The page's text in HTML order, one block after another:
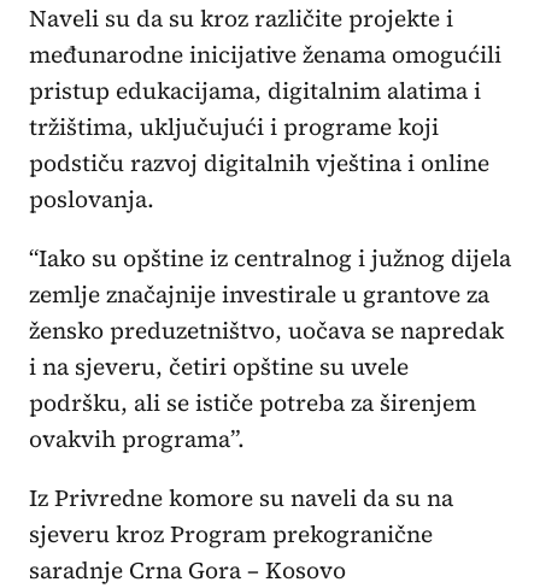
Naveli su da su kroz različite projekte i
međunarodne inicijative ženama omogućili
pristup edukacijama, digitalnim alatima i
tržištima, uključujući i programe koji
podstiču razvoj digitalnih vještina i online
poslovanja.
“Iako su opštine iz centralnog i južnog dijela
zemlje značajnije investirale u grantove za
žensko preduzetništvo, uočava se napredak
i na sjeveru, četiri opštine su uvele
podršku, ali se ističe potreba za širenjem
ovakvih programa”.
Iz Privredne komore su naveli da su na
sjeveru kroz Program prekogranične
saradnje Crna Gora – Kosovo